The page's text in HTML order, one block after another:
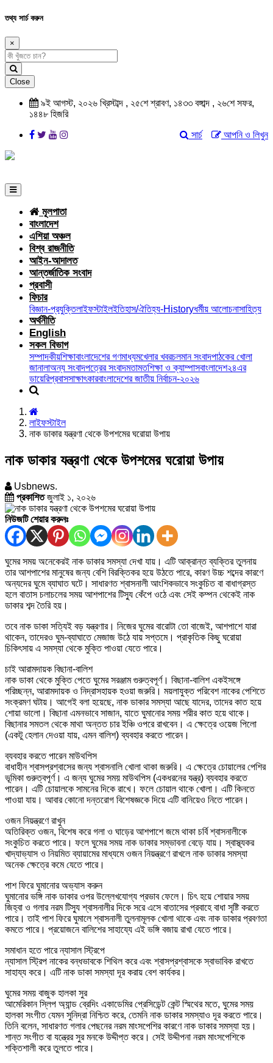
তথ্য সার্চ করুন
×
Close
৯ই আগস্ট, ২০২৬ খ্রিস্টাব্দ , ২৫শে শ্রাবণ, ১৪৩৩ বঙ্গাব্দ , ২৬শে সফর,
১৪৪৮ হিজরি
আপনি ও লিখুন
সার্চ
মূলপাতা
বাংলাদেশ
এশিয়া অঞ্চল
বিশ্ব রাজনীতি
আইন-আদালত
আন্তর্জাতিক সংবাদ
প্রবাসী
ফিচার
বিজ্ঞান-প্রযুক্তিলাইফস্টাইলইতিহাস/ঐতিহ্য-Historyধর্মীয় আলোচনাসাহিত্য
অর্থনীতি
English
সকল বিভাগ
সম্পাদকীয়শিক্ষাবাংলাদেশের গণমাধ্যমখেলার খবরচলমান সংবাদপাঠকের খোলা
জানালাঅন্য সংবাদপত্রের সংবাদমতামতশিক্ষা ও ক্যাম্পাসবাংলাদেশ২৪এর
ডায়েরিপ্রবাসসাক্ষাৎকারবাংলাদেশের জাতীয় নির্বাচন-২০২৬
লাইফস্টাইল
নাক ডাকার যন্ত্রণা থেকে উপশমের ঘরোয়া উপায়
নাক ডাকার যন্ত্রণা থেকে উপশমের ঘরোয়া উপায়
Usbnews.
প্রকাশিতজুলাই ১, ২০২৬
নিউজটি শেয়ার করুনঃ
ঘুমের সময় অনেকেরই নাক ডাকার সমস্যা দেখা যায়। এটি আক্রান্ত ব্যক্তির তুলনায়
তার আশপাশের মানুষের জন্য বেশি বিরক্তিকর হয়ে উঠতে পারে, কারণ উচ্চ শব্দের কারণে
অন্যদের ঘুমে ব্যাঘাত ঘটে। সাধারণত শ্বাসনালী আংশিকভাবে সংকুচিত বা বাধাগ্রস্ত
হলে বাতাস চলাচলের সময় আশপাশের টিস্যু কেঁপে ওঠে এবং সেই কম্পন থেকেই নাক
ডাকার শব্দ তৈরি হয়।
তবে নাক ডাকা সত্যিই বড় যন্ত্রণার। নিজের ঘুমের বারোটা তো বাজেই, আশপাশে যারা
থাকেন, তাদেরও ঘুম-ব্যাঘাতে মেজাজ উঠে যায় সপ্তমে। প্রাকৃতিক কিছু ঘরোয়া
চিকিৎসায় এ সমস্যা থেকে মুক্তি পাওয়া যেতে পারে।
চাই আরামদায়ক বিছানা-বালিশ
নাক ডাকা থেকে মুক্তি পেতে ঘুমের সরঞ্জাম গুরুত্বপূর্ণ। বিছানা-বালিশ একইসঙ্গে
পরিচ্ছন্ন, আরামদায়ক ও নিদ্রাসহায়ক হওয়া জরুরি। ময়লাযুক্ত পরিবেশ নাকের পেশিতে
সংক্রমণ ঘটায়। আগেই বলা হয়েছে, নাক ডাকার সমস্যা আছে যাদের, তাদের কাত হয়ে
শোয়া ভালো। বিছানা এমনভাবে সাজান, যাতে ঘুমানোর সময় শরীর কাত হয়ে থাকে।
বিছানার সমতল থেকে মাথা অন্তত চার ইঞ্চি ওপরে রাখবেন। এ ক্ষেত্রে ওয়েজ পিলো
(একটু হেলান দেওয়া যায়, এমন বালিশ) ব্যবহার করতে পারেন।
ব্যবহার করতে পারেন মাউথপিস
বাধাহীন শ্বাসপ্রশ্বাসের জন্য শ্বাসনালি খোলা থাকা জরুরি। এ ক্ষেত্রে চোয়ালের পেশির
ভূমিকা গুরুত্বপূর্ণ। এ জন্য ঘুমের সময় মাউথপিস (একধরনের যন্ত্র) ব্যবহার করতে
পারেন। এটি চোয়ালকে সামনের দিকে রাখে। ফলে চোয়াল থাকে খোলা। এটি কিনতে
পাওয়া যায়। আবার কোনো দন্তরোগ বিশেষজ্ঞকে দিয়ে এটি বানিয়েও নিতে পারেন।
ওজন নিয়ন্ত্রণে রাখুন
অতিরিক্ত ওজন, বিশেষ করে গলা ও ঘাড়ের আশপাশে জমে থাকা চর্বি শ্বাসনালীকে
সংকুচিত করতে পারে। ফলে ঘুমের সময় নাক ডাকার সম্ভাবনা বেড়ে যায়। স্বাস্থ্যকর
খাদ্যাভ্যাস ও নিয়মিত ব্যায়ামের মাধ্যমে ওজন নিয়ন্ত্রণে রাখলে নাক ডাকার সমস্যা
অনেক ক্ষেত্রে কমে যেতে পারে।
পাশ ফিরে ঘুমানোর অভ্যাস করুন
ঘুমানোর ভঙ্গি নাক ডাকার ওপর উল্লেখযোগ্য প্রভাব ফেলে। চিৎ হয়ে শোয়ার সময়
জিহ্বা ও গলার নরম টিস্যু শ্বাসনালীর দিকে সরে এসে বাতাসের প্রবাহে বাধা সৃষ্টি করতে
পারে। তাই পাশ ফিরে ঘুমালে শ্বাসনালী তুলনামূলক খোলা থাকে এবং নাক ডাকার প্রবণতা
কমতে পারে। প্রয়োজনে বালিশের সাহায্যে এই ভঙ্গি বজায় রাখা যেতে পারে।
সমাধান হতে পারে ন্যাসাল স্ট্রিপে
ন্যাসাল স্ট্রিপ নাকের বন্ধভাবকে শিথিল করে এবং শ্বাসপ্রশ্বাসকে স্বাভাবিক রাখতে
সাহায্য করে। এটি নাক ডাকা সমস্যা দূর করায় বেশ কার্যকর।
ঘুমের সময় বাজুক হালকা সুর
আমেরিকান স্লিপ অ্যান্ড ব্রেদিং একাডেমির প্রেসিডেন্ট কেন্ট স্মিথের মতে, ঘুমের সময়
হালকা সংগীত যেমন সুনিদ্রা নিশ্চিত করে, তেমনি নাক ডাকার সমস্যাও দূর করতে পারে।
তিনি বলেন, সাধারণত গলার পেছনের নরম মাংসপেশির কারণে নাক ডাকার সমস্যা হয়।
শান্ত সংগীত বা যন্ত্রের সুর মনকে উদ্দীপ্ত করে। সেই উদ্দীপনা নরম মাংসপেশিকে
শক্তিশালী করে তুলতে পারে।